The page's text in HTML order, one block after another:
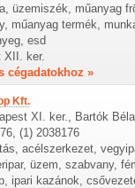
üzemiszék, műanyag
műanyag termék,
esd
XII. ker.
cégadatokhoz »
Kft.
XI. ker., Bartók
(1) 2038176
acélszerkezet,
üzem, szabvany,
ipari kazánok,